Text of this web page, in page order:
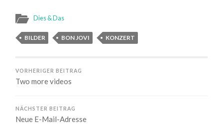
Dies & Das
BILDER BON JOVI KONZERT
VORHERIGER BEITRAG
Two more videos
NÄCHSTER BEITRAG
Neue E-Mail-Adresse